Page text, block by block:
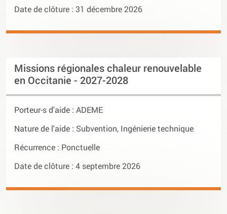
Date de clôture : 31 décembre 2026
Missions régionales chaleur renouvelable
en Occitanie - 2027-2028
Porteur-s d'aide : ADEME
Nature de l'aide : Subvention, Ingénierie technique
Récurrence : Ponctuelle
Date de clôture : 4 septembre 2026